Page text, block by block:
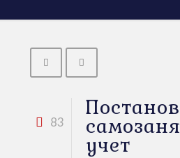
83
учет